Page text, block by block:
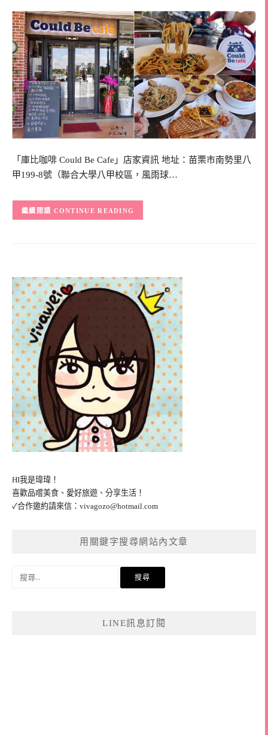
「庫比咖啡 Could Be Cafe」店家資訊 地址：苗栗市南勢里八
甲199-8號（聯合大學八甲校區，風雨球…
CONTINUE READING
HI我是瑋瑋！
喜歡品嚐美食、愛好旅遊、分享生活！
✓合作邀約請來信： vivagozo@hotmail.com
用關鍵字搜尋網站內文章
LINE訊息訂閱